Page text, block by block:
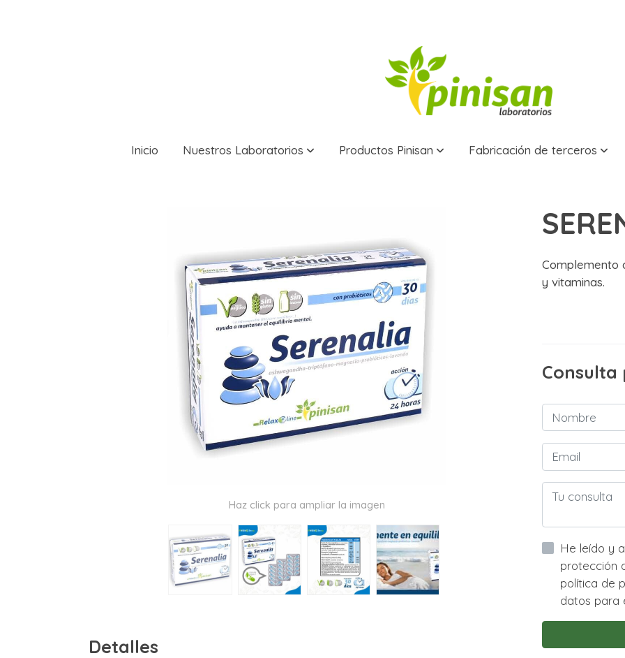
Inicio Nuestros Laboratorios Productos Pinisan Fabricación de terceros
Haz click para ampliar la imagen
Detalles
Complemento
y vitaminas.
Consulta
He leído y acepto la
protección de datos asi
política de privacidad y
datos para